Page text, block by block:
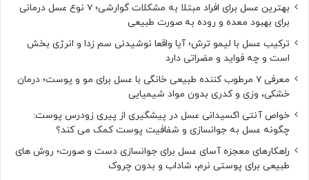
بهترین عسل برای افراد مبتلا به مشکلات گوارشی؛ 7 نوع عسل درمانی
برای بهبود معده و روده به صورت طبیعی
ترکیب عسل با لیمو ترش؛ آیا واقعا نوشیدنی سم زدا و انرژی بخش
است و چه فواید و مضراتی دارد
معرفی 7 مرطوب کننده طبیعی خانگی با عسل برای مو و پوست؛ درمان
خشکی، وزی و کدری بدون مواد شیمیایی
خواص آنتی اکسیدانی عسل در پیشگیری از پیری زودرس پوست:
چگونه عسل به جوانسازی و شفافیت پوست کمک می کند؟
راهکارهای معجزه آسای عسل برای جوانسازی دست و صورت؛ روش های
طبیعی برای پوستی نرم، شاداب و بدون چروک